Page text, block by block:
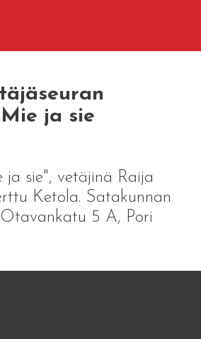
ja sie
ja sie", vetäjinä Raija
Ketola. Satakunnan
Otavankatu 5 A, Pori